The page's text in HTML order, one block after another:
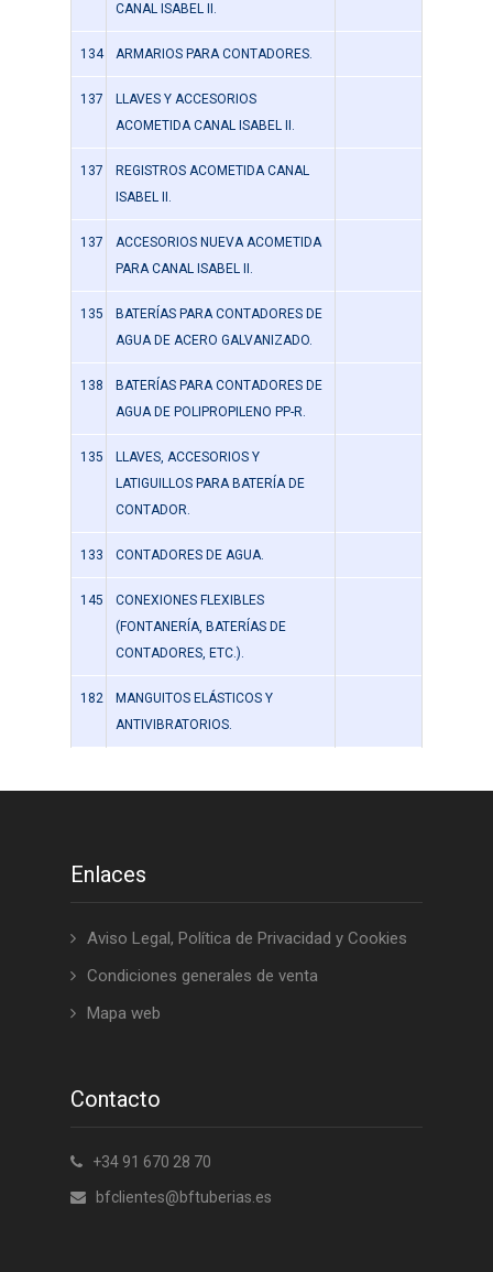
CANAL ISABEL II.
134 ARMARIOS PARA CONTADORES.
137
LLAVES Y ACCESORIOS
ACOMETIDA CANAL ISABEL II.
137
REGISTROS ACOMETIDA CANAL
ISABEL II.
137
ACCESORIOS NUEVA ACOMETIDA
PARA CANAL ISABEL II.
135
BATERÍAS PARA CONTADORES DE
AGUA DE ACERO GALVANIZADO.
138
BATERÍAS PARA CONTADORES DE
AGUA DE POLIPROPILENO PP-R.
135
LLAVES, ACCESORIOS Y
LATIGUILLOS PARA BATERÍA DE
CONTADOR.
133 CONTADORES DE AGUA.
145
CONEXIONES FLEXIBLES
(FONTANERÍA, BATERÍAS DE
CONTADORES, ETC.).
182
MANGUITOS ELÁSTICOS Y
ANTIVIBRATORIOS.
Enlaces
Aviso Legal, Política de Privacidad y Cookies
Condiciones generales de venta
Mapa web
Contacto
+34 91 670 28 70
bfclientes@bftuberias.es